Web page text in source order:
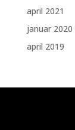
april 2021
januar 2020
april 2019